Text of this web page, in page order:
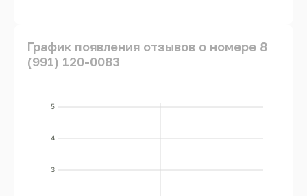
График появления отзывов о номере 8
(991) 120-0083
3
4
5